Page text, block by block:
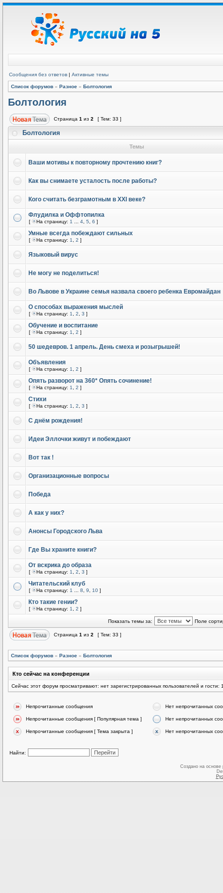
Сообщения без ответов | Активные темы
Список форумов » Разное » Болтология
Болтология
Страница 1 из 2 [ Тем: 33 ]
Болтология
Темы
Ваши мотивы к повторному прочтению книг?
Как вы снимаете усталость после работы?
Кого считать безграмотным в XXI веке?
Флудилка и Оффтопилка
[ На страницу: 1 4 5 6 ]
Умные всегда побеждают сильных
[ На страницу: 1 2 ]
Языковый вирус
Не могу не поделиться!
Во Львове в Украине семья назвала своего ребенка Евромайдан
О способах выражения мыслей
[ На страницу: 1 2 3 ]
Обучение и воспитание
[ На страницу: 1 2 ]
50 шедевров. 1 апрель. День смеха и розыгрышей!
Объявления
[ На страницу: 1 2 ]
Опять разворот на 360* Опять сочинение!
[ На страницу: 1 2 ]
Стихи
[ На страницу: 1 2 3 ]
С днём рождения!
Идеи Эллочки живут и побеждают
Вот так !
Организационные вопросы
Победа
А как у них?
Анонсы Городского Льва
Где Вы храните книги?
От вскрика до образа
[ На страницу: 1 2 3 ]
Читательский клуб
[ На страницу: 1 8 9 10 ]
Кто такие гении?
[ На страницу: 1 2 ]
Показать темы за: Поле
Страница 1 из 2 [ Тем: 33 ]
Список форумов » Разное » Болтология
Кто сейчас на конференции
Сейчас этот форум просматривают: нет зарегистрированных пользователей и гости:
Непрочитанные сообщения Нет непрочитанных
Непрочитанные сообщения [ Популярная тема ] Нет непрочитанных
Непрочитанные сообщения [ Тема закрыта ] Нет непрочитанных
Найти:
Создано на основе